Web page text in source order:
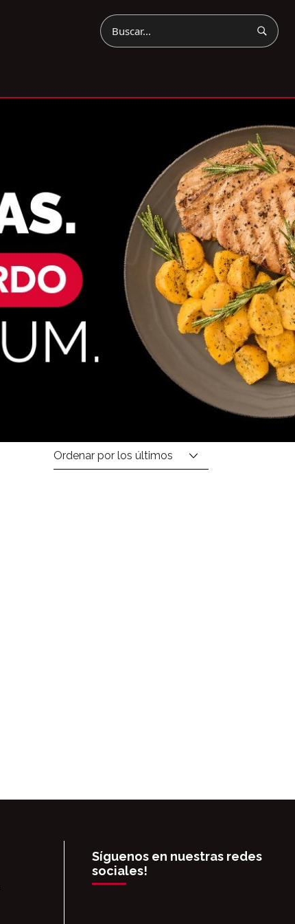
Buscar
Síguenos en nuestras redes
sociales!